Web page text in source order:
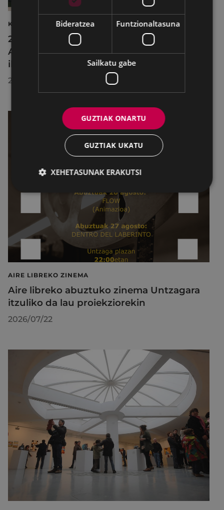
KULTURA
2026ko Delta Cultura Saria jaso du
Armagintzaren Museoak, izandako
ibilbideagatik
2026/07/23
AIRE LIBREKO ZINEMA
Aire libreko abuztuko zinema Untzagara
itzuliko da lau proiekziorekin
2026/07/22
Bideratzea Funtzionaltasuna
Sailkatu gabe
GUZTIAK ONARTU
GUZTIAK UKATU
XEHETASUNAK ERAKUTSI